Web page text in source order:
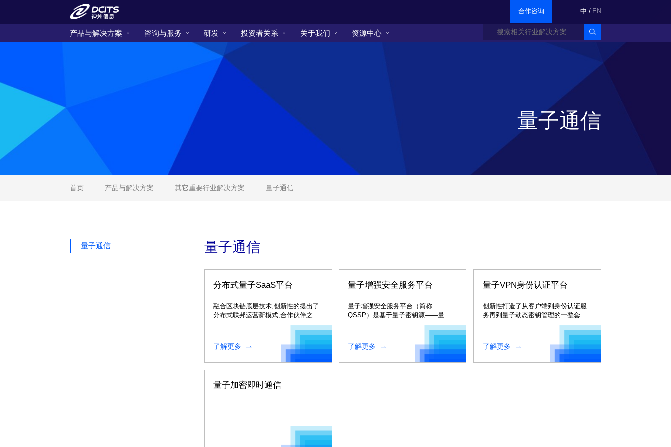
合作咨询 中 / EN
产品与解决方案 咨询与服务 研发 投资者关系 关于我们 资源中心
量子通信
首页 产品与解决方案 其它重要行业解决方案 量子通信
量子通信
分布式量子SaaS平台
融合区块链底层技术,创新性的提出了
分布式联邦运营新模式,合作伙伴之间
透明运营,共同打造并繁荣量子应用生
了解更多
量子增强安全服务平台
量子增强安全服务平台（简称
QSSP）是基于量子密钥源——量子
保密通信网络、量子随机数发生器等
台。
了解更多
量子VPN身份认证平台
创新性打造了从客户端到身份认证服
务再到量子动态密钥管理的一整套量
了解更多
量子加密即时通信
量子通信